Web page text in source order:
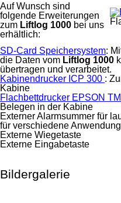
Auf Wunsch sind
folgende Erweiterungen
zum Liftlog 1000 bei uns
erhältlich:
SD-Card Speicher­system:
die Daten vom Liftlog 1000
übertragen und verarbeitet.
Kabinen­drucker ICP 300 :
Kabine
Flachbett­drucker EPSON
Belegen in der Kabine
Externer Alarm­summer für
für verschiedene
Externe Wiege­taste
Externe Eingabe­taste
Bildergalerie